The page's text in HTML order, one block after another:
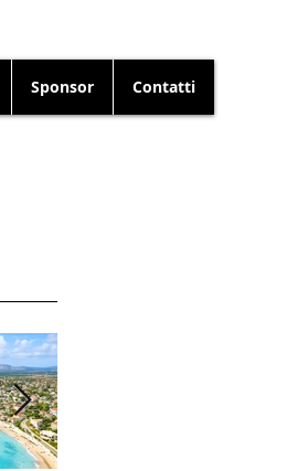
Sponsor Contatti